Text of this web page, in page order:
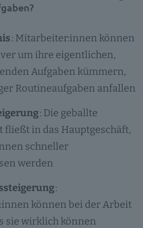
: Mitarbeiter:innen können
um ihre eigentlichen,
Aufgaben kümmern,
Routineaufgaben anfallen
: Die geballte
fließt in das Hauptgeschäft,
schneller
werden
:
können bei der Arbeit
sie wirklich können